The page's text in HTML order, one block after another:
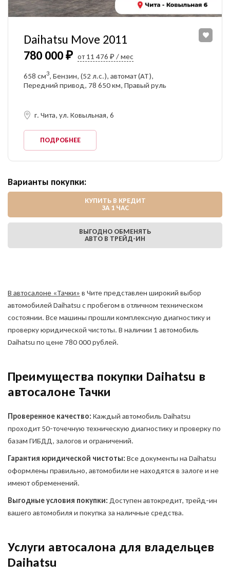
780 000 ₽ от 11 476 ₽ / мес
Daihatsu Move 2011
658 см3, Бензин, (52 л.с.), автомат (AT),
Передний привод, 78 650 км, Правый руль
г. Чита, ул. Ковыльная, 6
ПОДРОБНЕЕ
Варианты покупки:
КУПИТЬ В КРЕДИТ
ЗА 1 ЧАС
ВЫГОДНО ОБМЕНЯТЬ
АВТО В ТРЕЙД-ИН
В автосалоне «Тачки» в Чите представлен широкий выбор
автомобилей Daihatsu с пробегом в отличном техническом
состоянии. Все машины прошли комплексную диагностику и
проверку юридической чистоты. В наличии 1 автомобиль
Daihatsu по цене 780 000 рублей.
Преимущества покупки Daihatsu в
автосалоне Тачки
Проверенное качество: Каждый автомобиль Daihatsu
проходит 50-точечную техническую диагностику и проверку по
базам ГИБДД, залогов и ограничений.
Гарантия юридической чистоты: Все документы на Daihatsu
оформлены правильно, автомобили не находятся в залоге и не
имеют обременений.
Выгодные условия покупки: Доступен автокредит, трейд-ин
вашего автомобиля и покупка за наличные средства.
Услуги автосалона для владельцев
Daihatsu
на продажу автомобиля